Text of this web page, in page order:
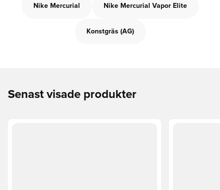
Nike Mercurial Nike Mercurial Vapor Elite
Konstgräs (AG)
Senast visade produkter